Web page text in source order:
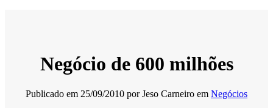
Negócio de 600 milhões
Publicado em 25/09/2010 porJeso Carneiro em Negócios